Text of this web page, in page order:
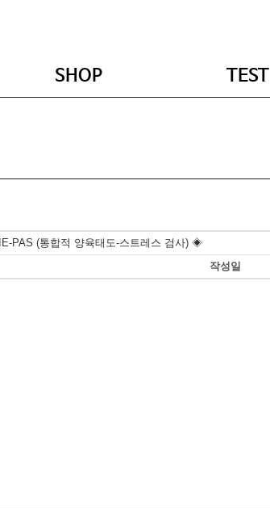
SHOP TEST
PAS (통합적 양육태도-스트레스 검사) ◈
작성일